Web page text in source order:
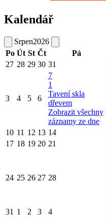
Kalendář
Srpen2026
Po Út St Čt Pá
27 28 29 30 31
3 4 5 6
7
1
Tavení skla
dřevem
Zobrazit všechny
záznamy ze dne
10 11 12 13 14
17 18 19 20 21
24 25 26 27 28
31 1 2 3 4